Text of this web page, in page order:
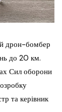
дрон-бомбер
до 20 км.
Сил оборони
та керівник